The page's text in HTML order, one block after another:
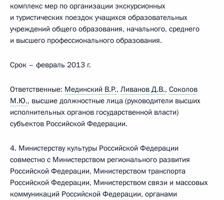
комплекс мер по организации экскурсионных
и туристических поездок учащихся образовательных
учреждений общего образования, начального, среднего
и высшего профессионального образования.
Срок – февраль 2013 г.
Ответственные: Мединский В.Р., Ливанов Д.В., Соколов
М.Ю., высшие должностные лица (руководители высших
исполнительных органов государственной власти)
субъектов Российской Федерации.
4. Министерству культуры Российской Федерации
совместно с Министерством регионального развития
Российской Федерации, Министерством транспорта
Российской Федерации, Министерством связи и массовых
коммуникаций Российской Федерации, органами